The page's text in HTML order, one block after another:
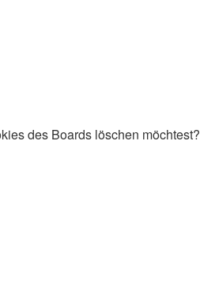
des Boards löschen möchtest?